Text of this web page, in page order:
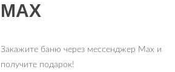
MAX
Закажите баню через мессенджер Max и
получите подарок!